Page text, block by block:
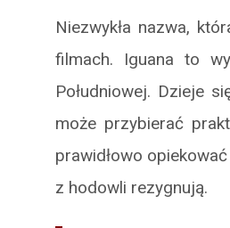
Niezwykła nazwa,
filmach. Iguana to
Południowej. Dzieje
może przybierać
prawidłowo
z hodowli rezygnują.